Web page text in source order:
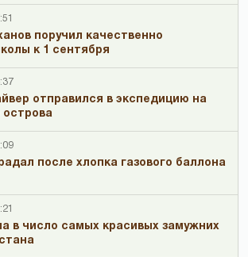
поручил качественно
к 1 сентября
отправился в экспедицию на
острова
после хлопка газового баллона
в число самых красивых замужних